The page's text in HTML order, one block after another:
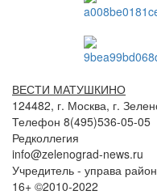
ВЕСТИ МАТУШКИНО
124482, г. Москва, г.
Телефон 8(495)536-05-05
Редколлегия
info@zelenograd-news.ru
Учредитель - управа
16+ ©2010-2022